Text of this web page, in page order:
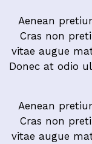
Aenean
Cras non
vitae augue
Donec at odio
Aenean
Cras non
vitae augue